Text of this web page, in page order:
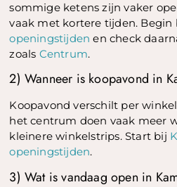
sommige ketens zijn vaker
vaak met kortere tijden.
openingstijden en check
zoals Centrum.
2) Wanneer is koopavond in
Koopavond verschilt per
het centrum doen vaak meer
kleinere winkelstrips. Start bij
openingstijden.
3) Wat is vandaag open in